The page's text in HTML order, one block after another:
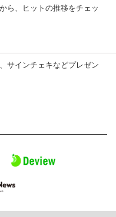
ら、ヒットの推移をチェッ
サインチェキなどプレゼン